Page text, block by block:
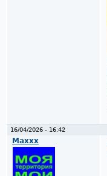
16/04/2026 - 16:42
Maxxx